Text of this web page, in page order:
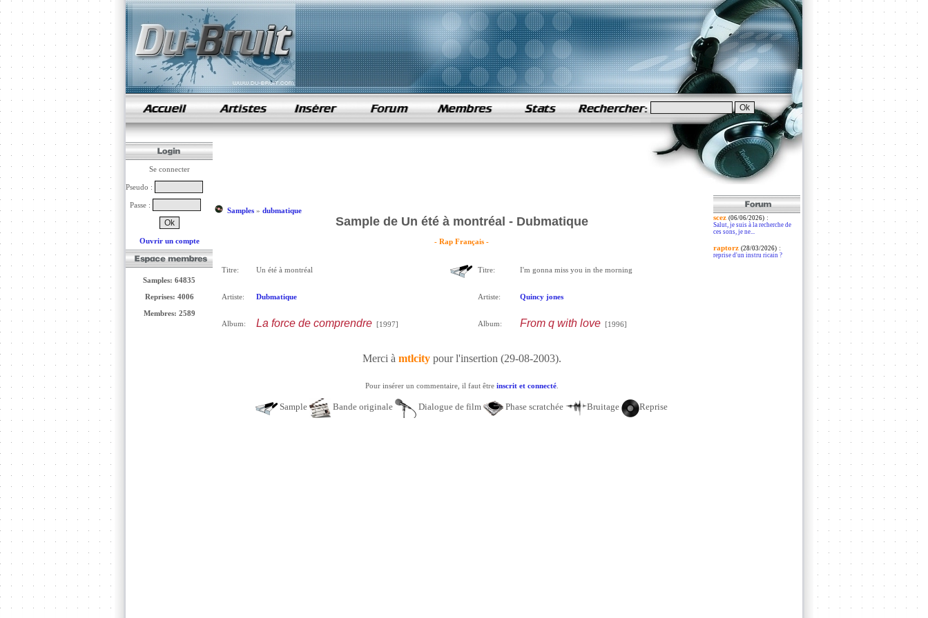
samples de rap
Se connecter
Pseudo :
Passe :
Ouvrir un compte
Samples: 64835
Reprises: 4006
Membres: 2589
Samples» dubmatique
Sample de Un été à montréal - Dubmatique
- Rap Français -
Titre: Un été à montréal
Artiste: Dubmatique
Album: La force de comprendre[1997]
Titre: I'm gonna miss you in the morning
Artiste: Quincy jones
Album: From q with love[1996]
Merci à mtlcitypour l'insertion (29-08-2003).
Pour insérer un commentaire, il faut être inscrit et connecté.
Sample Bande originale Dialogue de film Phase scratchée Bruitage Reprise
scez (06/06/2026):
Salut, je suis à la recherche de
ces sons, je ne...
raptorz (28/03/2026):
reprise d'un instru ricain ?